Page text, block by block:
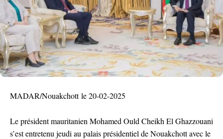
MADAR/Nouakchott le 20-02-2025
Le président mauritanien Mohamed Ould Cheikh El Ghazzouani
s’est entretenu jeudi au palais présidentiel de Nouakchott avec le